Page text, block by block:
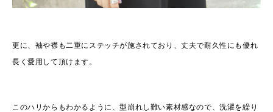
更に、袖や襟も二重にステッチが施されており、丈夫で耐久性にも優れ
長く愛用して頂けます。
このハリからもわかるように、型崩れし難い素材感なので、洗濯を繰り